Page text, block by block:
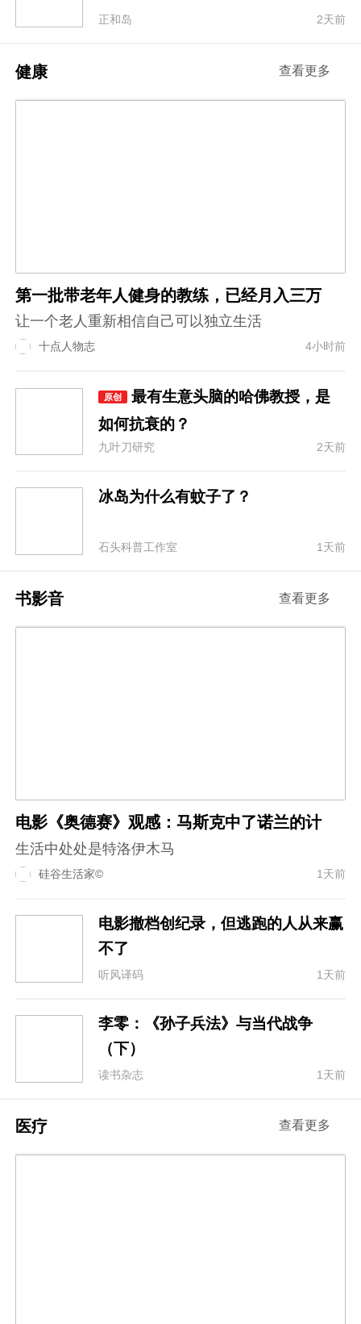
正和岛 2天前
健康 查看更多
第一批带老年人健身的教练，已经月入三万
让一个老人重新相信自己可以独立生活
十点人物志 4小时前
原创
最有生意头脑的哈佛教授，是
如何抗衰的？
九叶刀研究 2天前
冰岛为什么有蚊子了？
石头科普工作室 1天前
书影音 查看更多
电影《奥德赛》观感：马斯克中了诺兰的计
生活中处处是特洛伊木马
硅谷生活家© 1天前
电影撤档创纪录，但逃跑的人从来赢
不了
听风译码 1天前
李零：《孙子兵法》与当代战争
（下）
读书杂志 1天前
医疗 查看更多